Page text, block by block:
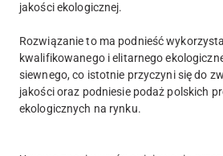
jakości ekologicznej.
Rozwiązanie to ma podnieść
kwalifikowanego i elitarnego
siewnego, co istotnie przyczyni się do
jakości oraz podniesie podaż polskich
ekologicznych na rynku.